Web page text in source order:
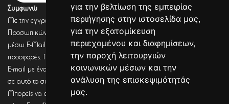
για την βελτίωση της εμπειρίας
περιήγησης στην ιστοσελίδα μας,
για την εξατομίκευση
περιεχομένου και διαφημίσεων,
την παροχή λειτουργιών
κοινωνικών μέσων και την
ανάλυση της επισκεψιμότητάς
μας.
Συμφωνώ
Με την εγγραφή σου, συμφωνείς με την Πολιτική Προστασίας
Προσωπικών Δεδομένων και συμφωνείς πως η DECORSEASONS μπορεί
μέσω E-Mail να στέλνει πληροφορίες για σχετικά προϊόντα, τις τρέχουσες
προσφορές. Μετά από έλεγχο από την DECORSEASONS θα λάβεις ένα
E-mail με ένα link επιβεβαίωσης (Double opt-in). Μόνο μετά από κλικ
σε αυτό το σύνδεσμο, η εγγραφή θα έχει ολοκληρωθεί.
Μπορείς να αποσύρεις τη συναίνεση (για να λαμβάνεις πληροφορίες